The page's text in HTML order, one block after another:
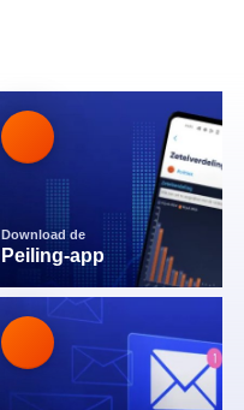
Download de
Peiling-app